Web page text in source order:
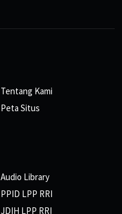
Tentang Kami
Peta Situs
Audio Library
PPID LPP RRI
JDIH LPP RRI